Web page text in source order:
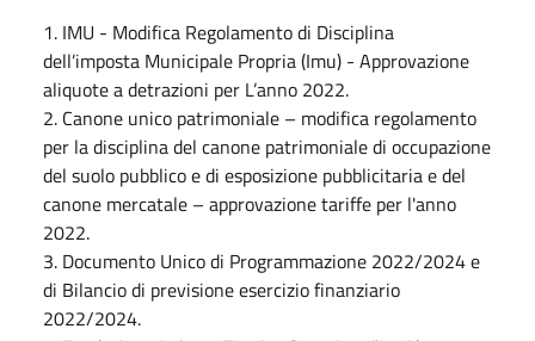
1. IMU - Modifica Regolamento di Disciplina
dell’imposta Municipale Propria (Imu) - Approvazione
aliquote a detrazioni per L’anno 2022.
2. Canone unico patrimoniale – modifica regolamento
per la disciplina del canone patrimoniale di occupazione
del suolo pubblico e di esposizione pubblicitaria e del
canone mercatale – approvazione tariffe per l'anno
2022.
3. Documento Unico di Programmazione 2022/2024 e
di Bilancio di previsione esercizio finanziario
2022/2024.